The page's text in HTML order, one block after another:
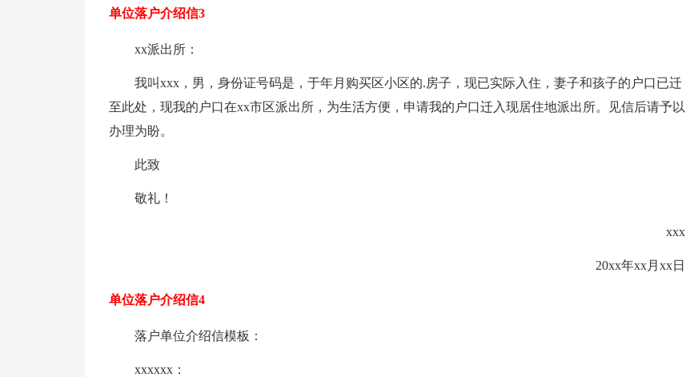
单位落户介绍信3
xx派出所：
我叫xxx，男，身份证号码是，于年月购买区小区的.房子，现已实际入住，妻子和孩子的户口已迁
至此处，现我的户口在xx市区派出所，为生活方便，申请我的户口迁入现居住地派出所。见信后请予以
办理为盼。
此致
敬礼！
xxx
20xx年xx月xx日
单位落户介绍信4
落户单位介绍信模板：
xxxxxx：